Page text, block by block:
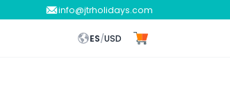
info@jtrholidays.com
ES/USD